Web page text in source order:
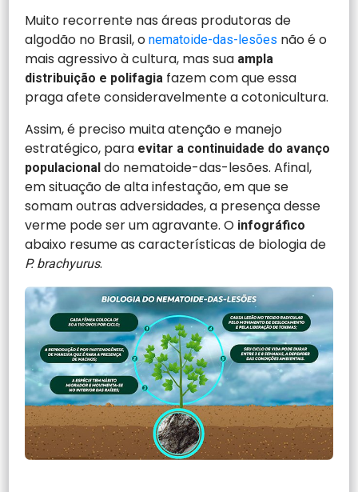
Muito recorrente nas áreas produtoras de
algodão no Brasil, onematoide-das-lesões não é o
mais agressivo à cultura, mas sua ampla
distribuição e polifagia fazem com que essa
praga afete consideravelmente a cotonicultura.
Assim, é preciso muita atenção e manejo
estratégico, para evitar a continuidade do avanço
populacional do nematoide-das-lesões. Afinal,
em situação de alta infestação, em que se
somam outras adversidades, a presença desse
verme pode ser um agravante. O infográfico
abaixo resume as características de biologia de
P. brachyurus.